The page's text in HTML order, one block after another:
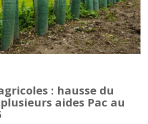
: hausse du
aides Pac au